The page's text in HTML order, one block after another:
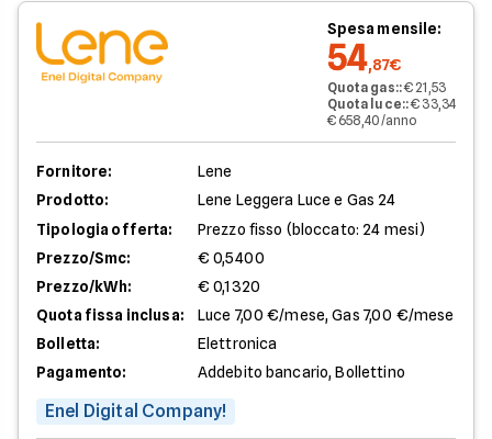
Spesa mensile:
54,87€
Quota gas::€ 21,53
Quota luce::€ 33,34
€ 658,40/anno
Fornitore:
Lene
Prodotto:
Lene Leggera Luce e Gas 24
Tipologia offerta:
Prezzo fisso (bloccato: 24 mesi)
Prezzo/Smc:
€ 0,5400
Prezzo/kWh:
€ 0,1320
Quota fissa inclusa:
Luce 7,00 €/mese, Gas 7,00 €/mese
Bolletta:
Elettronica
Pagamento:
Addebito bancario, Bollettino
Enel Digital Company!